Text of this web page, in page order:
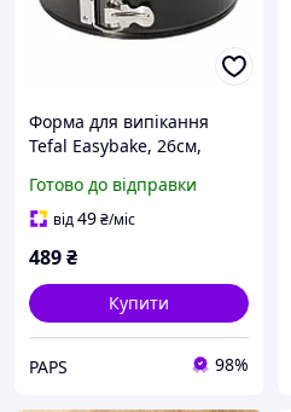
Форма для випікання
Tefal Easybake, 26см,
роз'ємна, кругла, сірий
(J1741374) u
Готово до відправки
від49₴/міс
489₴
Купити
PAPS 98%